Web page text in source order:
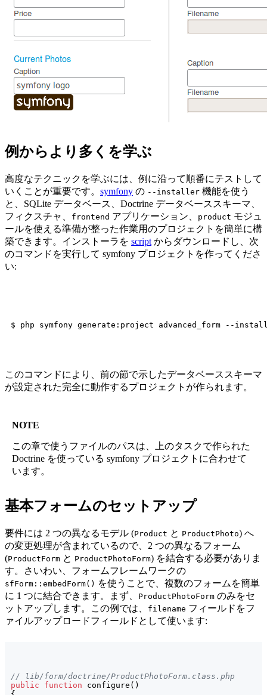
例からより多くを学ぶ
高度なテクニックを学ぶには、例に沿って順番にテストして
いくことが重要です。 symfony の --installer 機能を使う
と、SQLite データベース、Doctrine データベーススキーマ、
フィクスチャ、
frontend アプリケーション、 product モジュ
ールを使える準備が整った作業用のプロジェクトを簡単に構
築できます。インストーラを script からダウンロードし、次
のコマンドを実行して symfony プロジェクトを作ってくださ
い:
このコマンドにより、前の節で示したデータベーススキーマ
が設定された完全に動作するプロジェクトが作られます。
NOTE
この章で使うファイルのパスは、上のタスクで作られた
Doctrine を使っている symfony プロジェクトに合わせて
います。
基本フォームのセットアップ
要件には 2 つの異なるモデル (Product と ProductPhoto) へ
の変更処理が含まれているので、2 つの異なるフォーム
(ProductForm と ProductPhotoForm) を結合する必要がありま
す。さいわい、フォームフレームワークの
sfForm::embedForm() を使うことで、複数のフォームを簡単
に 1 つに結合できます。まず、
ProductPhotoForm のみをセ
ットアップします。この例では、
filename フィールドをフ
ァイルアップロードフィールドとして使います:
// lib/form/doctrine/ProductPhotoForm.class.php
public
function configure ( )